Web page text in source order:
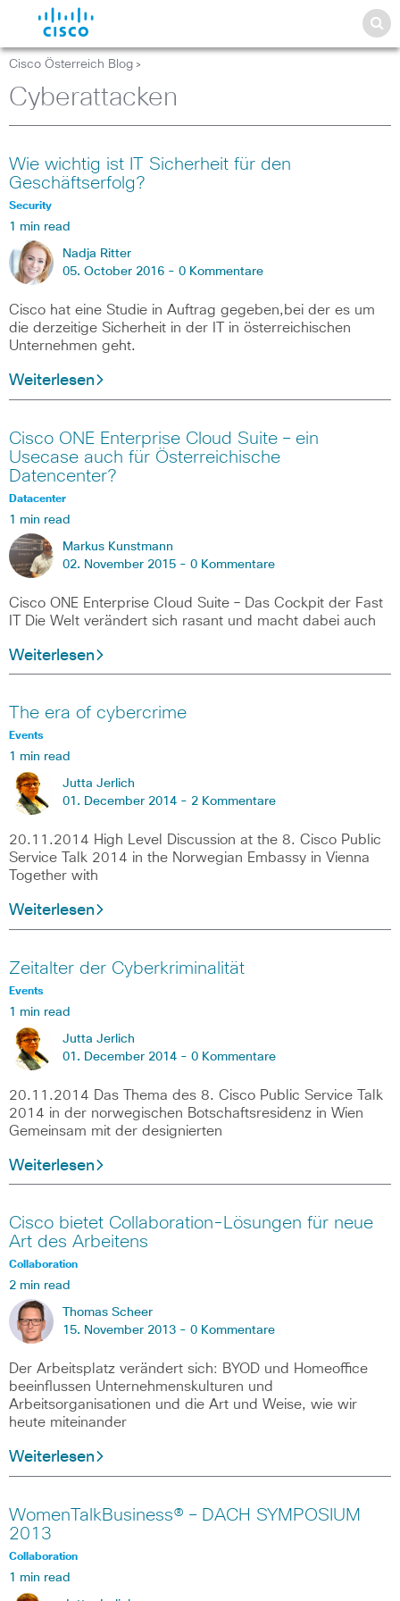
Cisco Österreich Blog >
Cyberattacken
Wie wichtig ist IT Sicherheit für den
Geschäftserfolg?
Security
1 min read
Nadja Ritter
05. October 2016 - 0 Kommentare
Cisco hat eine Studie in Auftrag gegeben,bei der es um
die derzeitige Sicherheit in der IT in österreichischen
Unternehmen geht.
Weiterlesen
Cisco ONE Enterprise Cloud Suite – ein
Usecase auch für Österreichische
Datencenter?
Datacenter
1 min read
Markus Kunstmann
02. November 2015 - 0 Kommentare
Cisco ONE Enterprise Cloud Suite – Das Cockpit der Fast
IT Die Welt verändert sich rasant und macht dabei auch
Weiterlesen
The era of cybercrime
Events
1 min read
Jutta Jerlich
01. December 2014 - 2 Kommentare
20.11.2014 High Level Discussion at the 8. Cisco Public
Service Talk 2014 in the Norwegian Embassy in Vienna
Together with
Weiterlesen
Zeitalter der Cyberkriminalität
Events
1 min read
Jutta Jerlich
01. December 2014 - 0 Kommentare
20.11.2014 Das Thema des 8. Cisco Public Service Talk
2014 in der norwegischen Botschaftsresidenz in Wien
Gemeinsam mit der designierten
Weiterlesen
Cisco bietet Collaboration-Lösungen für neue
Art des Arbeitens
Collaboration
2 min read
Thomas Scheer
15. November 2013 - 0 Kommentare
Der Arbeitsplatz verändert sich: BYOD und Homeoffice
beeinflussen Unternehmenskulturen und
Arbeitsorganisationen und die Art und Weise, wie wir
heute miteinander
Weiterlesen
WomenTalkBusiness® – DACH SYMPOSIUM
2013
Collaboration
1 min read